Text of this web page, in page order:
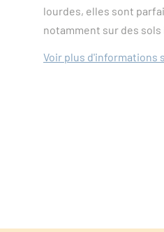
lourdes, elles sont
notamment sur des
Voir plus d'informations